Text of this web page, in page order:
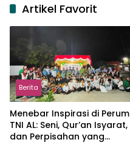
Artikel Favorit
Berita
Menebar Inspirasi di Perum
TNI AL: Seni, Qur’an Isyarat,
dan Perpisahan yang